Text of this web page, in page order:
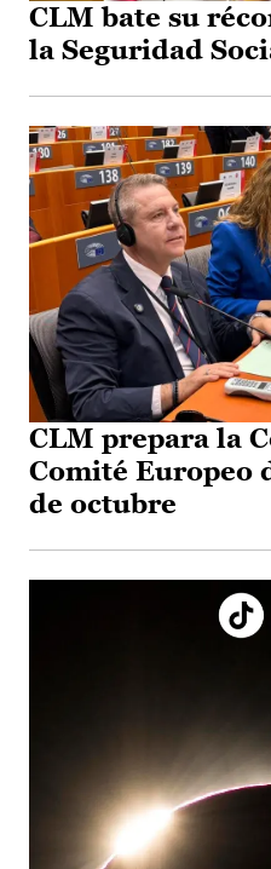
CLM bate su
la Seguridad
CLM prepara la
Comité Europeo
de octubre